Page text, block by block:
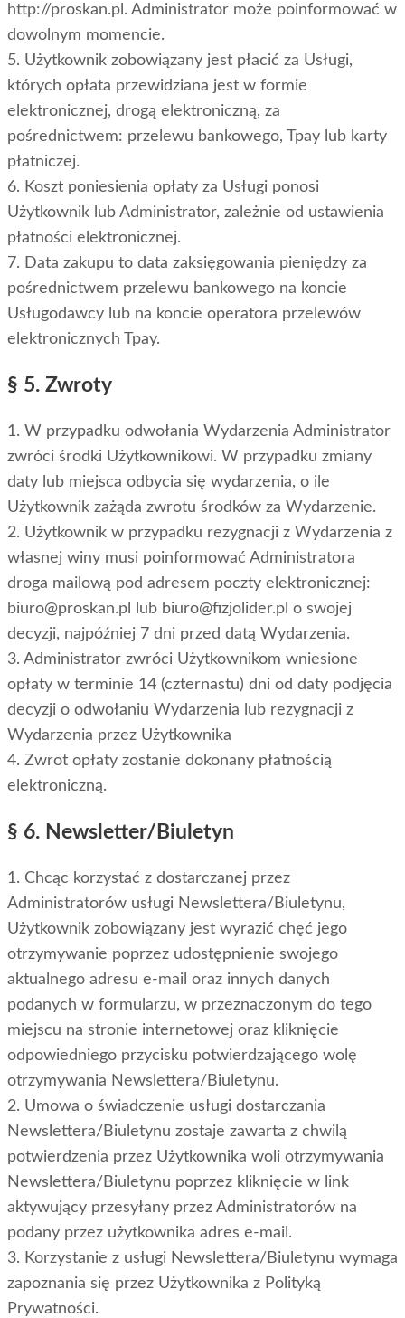
http://proskan.pl. Administrator może poinformować w
dowolnym momencie.
5. Użytkownik zobowiązany jest płacić za Usługi,
których opłata przewidziana jest w formie
elektronicznej, drogą elektroniczną, za
pośrednictwem: przelewu bankowego, Tpay lub karty
płatniczej.
6. Koszt poniesienia opłaty za Usługi ponosi
Użytkownik lub Administrator, zależnie od ustawienia
płatności elektronicznej.
7. Data zakupu to data zaksięgowania pieniędzy za
pośrednictwem przelewu bankowego na koncie
Usługodawcy lub na koncie operatora przelewów
elektronicznych Tpay.
§ 5. Zwroty
1. W przypadku odwołania Wydarzenia Administrator
zwróci środki Użytkownikowi. W przypadku zmiany
daty lub miejsca odbycia się wydarzenia, o ile
Użytkownik zażąda zwrotu środków za Wydarzenie.
2. Użytkownik w przypadku rezygnacji z Wydarzenia z
własnej winy musi poinformować Administratora
droga mailową pod adresem poczty elektronicznej:
biuro@proskan.pl lub biuro@fizjolider.pl o swojej
decyzji, najpóźniej 7 dni przed datą Wydarzenia.
3. Administrator zwróci Użytkownikom wniesione
opłaty w terminie 14 (czternastu) dni od daty podjęcia
decyzji o odwołaniu Wydarzenia lub rezygnacji z
Wydarzenia przez Użytkownika
4. Zwrot opłaty zostanie dokonany płatnością
elektroniczną.
§ 6. Newsletter/Biuletyn
1. Chcąc korzystać z dostarczanej przez
Administratorów usługi Newslettera/Biuletynu,
Użytkownik zobowiązany jest wyrazić chęć jego
otrzymywanie poprzez udostępnienie swojego
aktualnego adresu e-mail oraz innych danych
podanych w formularzu, w przeznaczonym do tego
miejscu na stronie internetowej oraz kliknięcie
odpowiedniego przycisku potwierdzającego wolę
otrzymywania Newslettera/Biuletynu.
2. Umowa o świadczenie usługi dostarczania
Newslettera/Biuletynu zostaje zawarta z chwilą
potwierdzenia przez Użytkownika woli otrzymywania
Newslettera/Biuletynu poprzez kliknięcie w link
aktywujący przesyłany przez Administratorów na
podany przez użytkownika adres e-mail.
3. Korzystanie z usługi Newslettera/Biuletynu wymaga
zapoznania się przez Użytkownika z Polityką
Prywatności.